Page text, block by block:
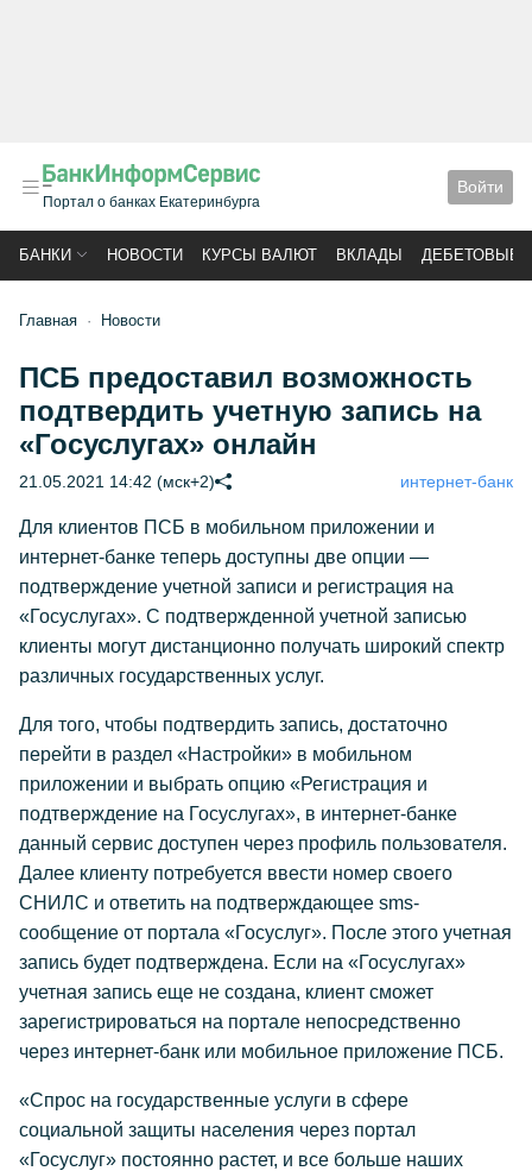
Портал о банках Екатеринбурга
Войти
БАНКИ НОВОСТИ КУРСЫ ВАЛЮТ ВКЛАДЫ ДЕБЕТОВЫЕ
Главная Новости
ПСБ предоставил возможность
подтвердить учетную запись на
«Госуслугах» онлайн
21.05.2021 14:42 (мск+2) интернет-банк
Для клиентов ПСБ в мобильном приложении и
интернет-банке теперь доступны две опции —
подтверждение учетной записи и регистрация на
«Госуслугах». С подтвержденной учетной записью
клиенты могут дистанционно получать широкий спектр
различных государственных услуг.
Для того, чтобы подтвердить запись, достаточно
перейти в раздел «Настройки» в мобильном
приложении и выбрать опцию «Регистрация и
подтверждение на Госуслугах», в интернет-банке
данный сервис доступен через профиль пользователя.
Далее клиенту потребуется ввести номер своего
СНИЛС и ответить на подтверждающее sms-
сообщение от портала «Госуслуг». После этого учетная
запись будет подтверждена. Если на «Госуслугах»
учетная запись еще не создана, клиент сможет
зарегистрироваться на портале непосредственно
через интернет-банк или мобильное приложение ПСБ.
«Спрос на государственные услуги в сфере
социальной защиты населения через портал
«Госуслуг» постоянно растет, и все больше наших